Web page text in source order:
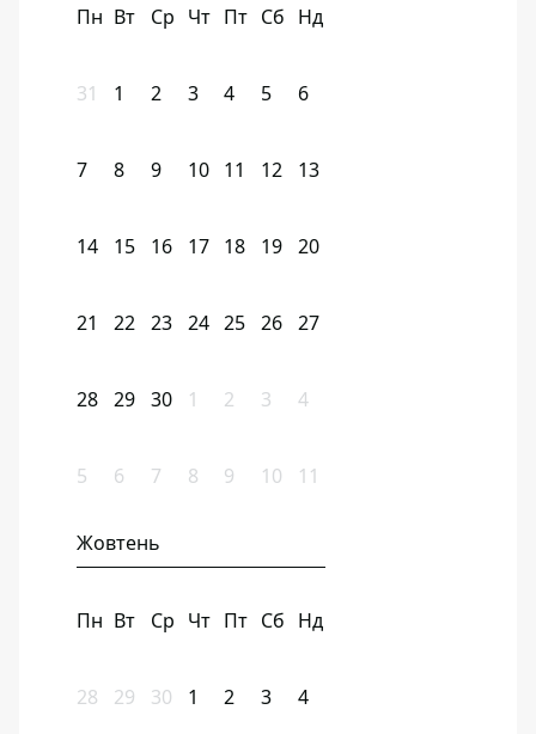
Пн Вт Ср Чт Пт Сб Нд
31 1 2 3 4 5 6
7 8 9 10 11 12 13
14 15 16 17 18 19 20
21 22 23 24 25 26 27
28 29 30 1 2 3 4
5 6 7 8 9 10 11
Жовтень
Пн Вт Ср Чт Пт Сб Нд
28 29 30 1 2 3 4